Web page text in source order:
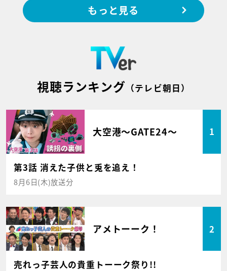
もっと見る
視聴ランキング （テレビ朝日）
大空港～GATE24～ 1
第3話 消えた子供と兎を追え！
8月6日(木)放送分
アメトーーク！ 2
売れっ子芸人の貴重トーーク祭り!!